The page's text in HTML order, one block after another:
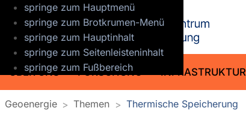
springe zum Hauptmenü
springe zum Brotkrumen-Menü
springe zum Hauptinhalt
springe zum Seitenleisteninhalt
springe zum Fußbereich
ÜBER UNS FORSCHUNG INFRASTRUKTUR
Geoenergie Themen Thermische Speicherung